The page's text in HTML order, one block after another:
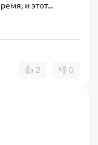
и этот...
👍 2 👎 0